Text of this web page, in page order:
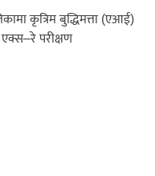
कृत्रिम बुद्धिमत्ता (एआई)
एक्स–रे परीक्षण